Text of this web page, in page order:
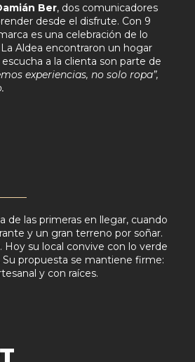
Ber, dos comunicadores
desde el disfrute. Con 9
es una celebración de lo
Aldea encontraron un hogar
a la clienta son parte de
experiencias, no solo ropa”,
de las primeras en llegar, cuando
y un gran terreno por soñar.
Hoy su local convive con lo verde
Su propuesta se mantiene firme:
y con raíces.